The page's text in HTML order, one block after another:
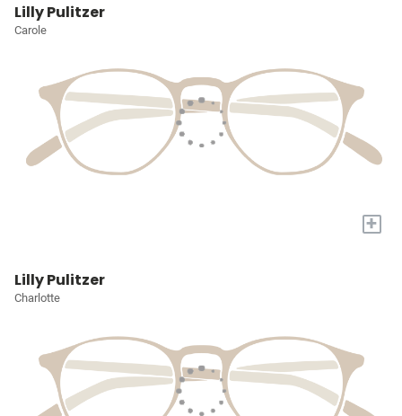
Lilly Pulitzer
Carole
+
Lilly Pulitzer
Charlotte